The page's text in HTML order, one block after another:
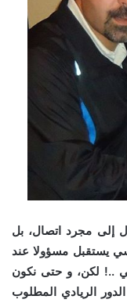
إلى مجرد اتصال، بل
مسؤولا عند
..! لكن، و حتى نكون
الريادي المطلوب